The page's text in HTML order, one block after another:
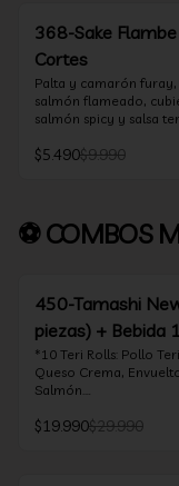
368-Sake
Cortes
Palta y camarón
salmón flameado,
salmón spicy y salsa
$5.490$9.990
⚽ COMBOS
450-Tamashi
piezas) + Bebida
*10 Teri Rolls: Pollo
Queso Crema,
Salmón.
Palta, Cebollín,
$19.990$29.990